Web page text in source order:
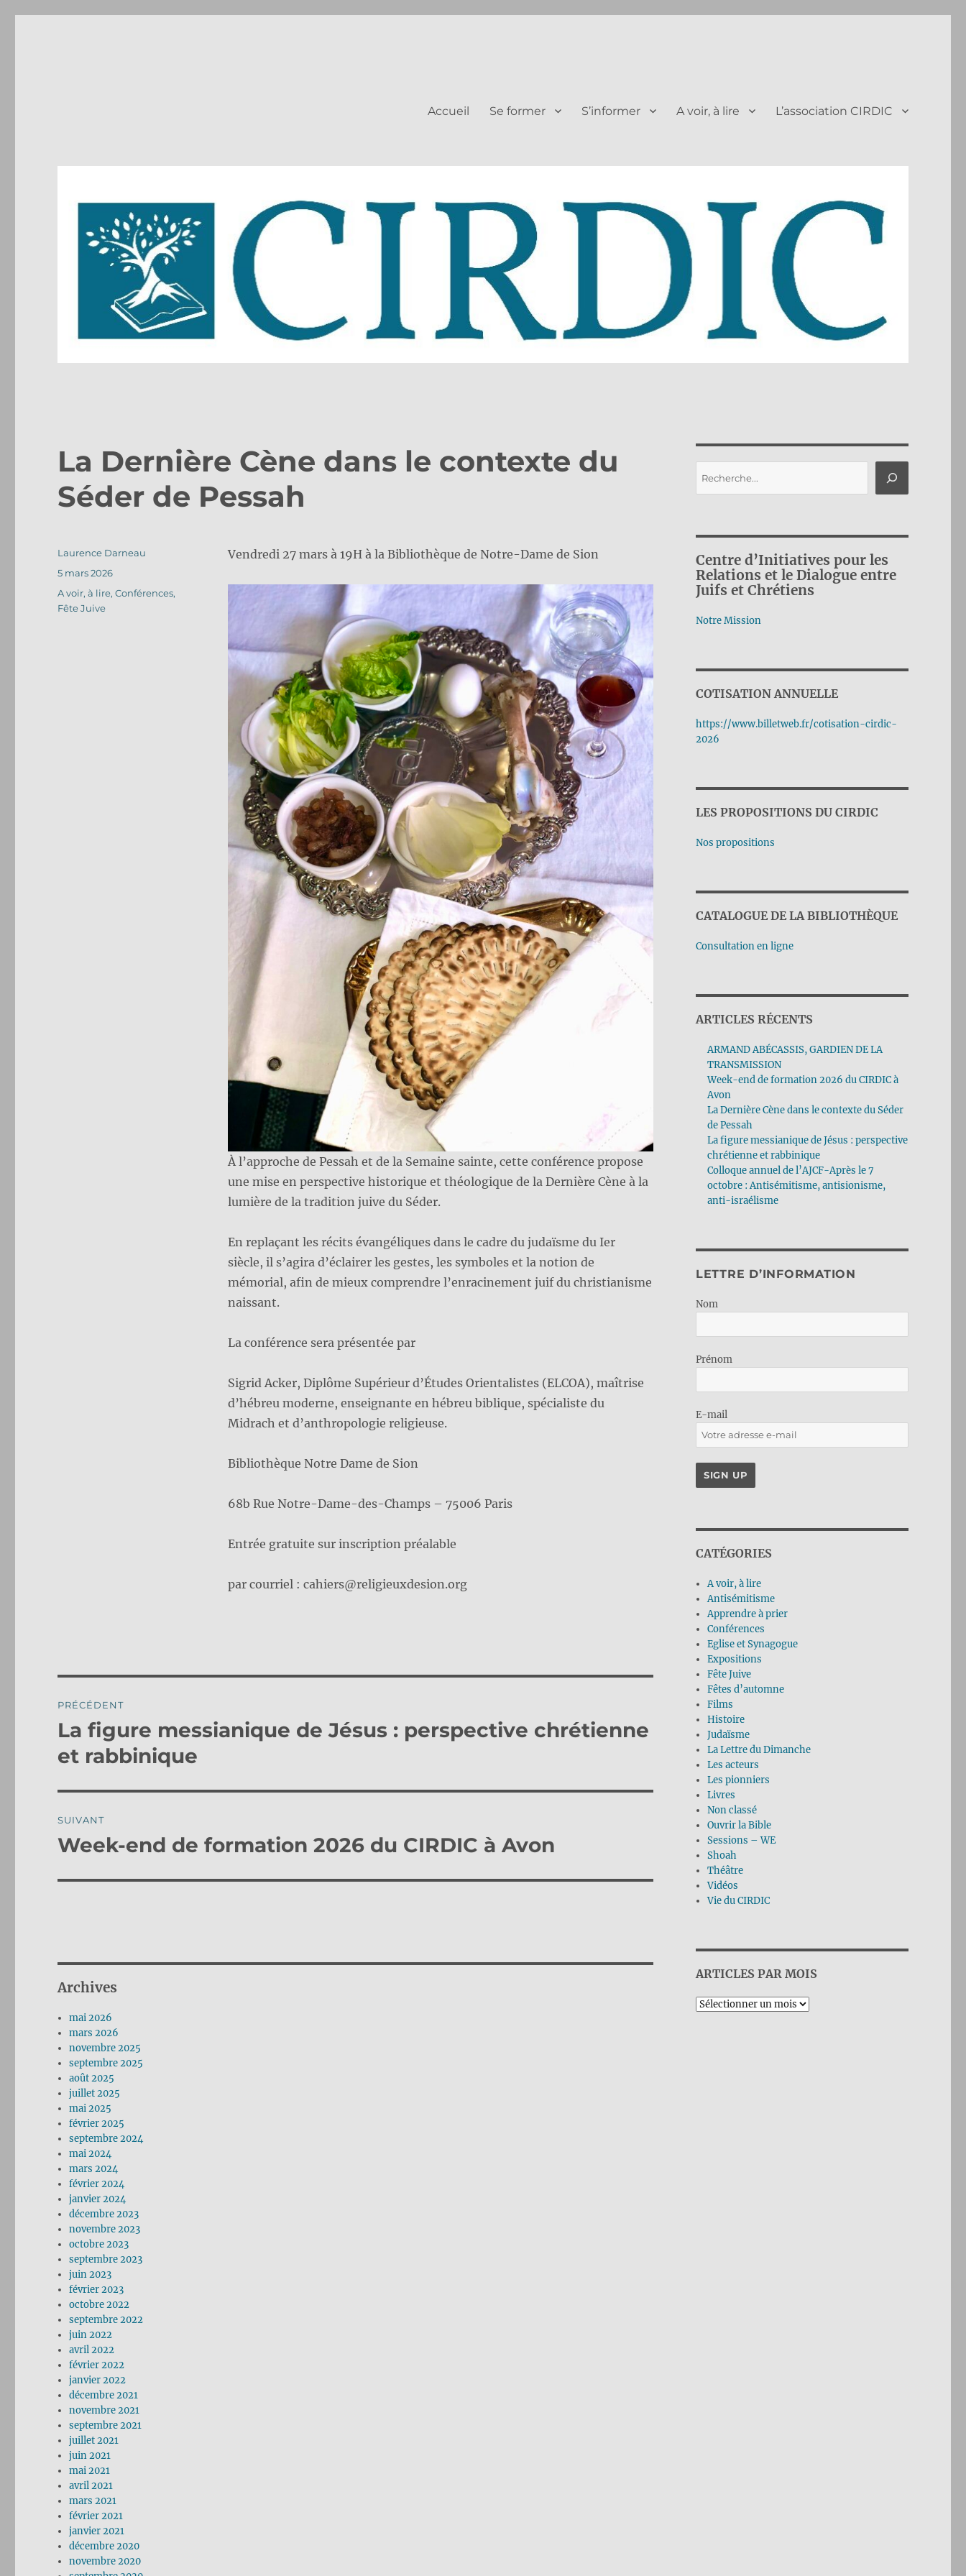
Accueil Se former S’informer A voir, à lire L’association CIRDIC
La Dernière Cène dans le contexte du
Séder de Pessah
Vendredi 27 mars à 19H à la Bibliothèque de Notre-Dame de Sion
À l’approche de Pessah et de la Semaine sainte, cette conférence propose
une mise en perspective historique et théologique de la Dernière Cène à la
lumière de la tradition juive du Séder.
En replaçant les récits évangéliques dans le cadre du judaïsme du Ier
siècle, il s’agira d’éclairer les gestes, les symboles et la notion de
mémorial, afin de mieux comprendre l’enracinement juif du christianisme
naissant.
La conférence sera présentée par
Sigrid Acker, Diplôme Supérieur d’Études Orientalistes (ELCOA), maîtrise
d’hébreu moderne, enseignante en hébreu biblique, spécialiste du
Midrach et d’anthropologie religieuse.
Bibliothèque Notre Dame de Sion
68b Rue Notre-Dame-des-Champs – 75006 Paris
Entrée gratuite sur inscription préalable
par courriel : cahiers@religieuxdesion.org
Auteur
Laurence Darneau
Publié
5 mars 2026
Catégories
A voir, à lire,Conférences,
Fête Juive
de
l’article
PRÉCÉDENT
Publication
précédente :
La figure messianique de Jésus : perspective chrétienne
et rabbinique
SUIVANT
Publication
Week-end de formation 2026 du CIRDIC à Avon
Archives
mai 2026
mars 2026
novembre 2025
septembre 2025
août 2025
juillet 2025
mai 2025
février 2025
septembre 2024
mai 2024
mars 2024
février 2024
janvier 2024
décembre 2023
novembre 2023
octobre 2023
septembre 2023
juin 2023
février 2023
octobre 2022
septembre 2022
juin 2022
avril 2022
février 2022
janvier 2022
décembre 2021
novembre 2021
septembre 2021
juillet 2021
juin 2021
mai 2021
avril 2021
mars 2021
février 2021
janvier 2021
décembre 2020
novembre 2020
Centre d’Initiatives pour les
Relations et le Dialogue entre
Juifs et Chrétiens
Notre Mission
COTISATION ANNUELLE
https://www.billetweb.fr/cotisation-cirdic-
2026
LES PROPOSITIONS DU CIRDIC
Nos propositions
CATALOGUE DE LA BIBLIOTHÈQUE
Consultation en ligne
ARTICLES RÉCENTS
ARMAND ABÉCASSIS, GARDIEN DE LA
TRANSMISSION
Week-end de formation 2026 du CIRDIC à
Avon
La Dernière Cène dans le contexte du Séder
de Pessah
La figure messianique de Jésus : perspective
chrétienne et rabbinique
Colloque annuel de l’AJCF-Après le 7
octobre : Antisémitisme, antisionisme,
anti-israélisme
LETTRE D’INFORMATION
Nom
Prénom
E-mail
CATÉGORIES
A voir, à lire
Antisémitisme
Apprendre à prier
Conférences
Eglise et Synagogue
Expositions
Fête Juive
Fêtes d’automne
Films
Histoire
Judaïsme
La Lettre du Dimanche
Les acteurs
Les pionniers
Livres
Non classé
Ouvrir la Bible
Sessions – WE
Shoah
Théâtre
Vidéos
Vie du CIRDIC
ARTICLES PAR MOIS
Archives